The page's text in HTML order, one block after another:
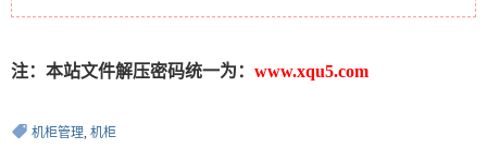
注：本站文件解压密码统一为： www.xqu5.com
机柜管理, 机柜